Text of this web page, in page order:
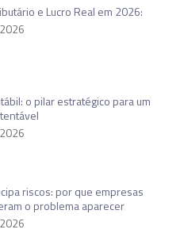
e Lucro Real em 2026:
o pilar estratégico para um
riscos: por que empresas
o problema aparecer